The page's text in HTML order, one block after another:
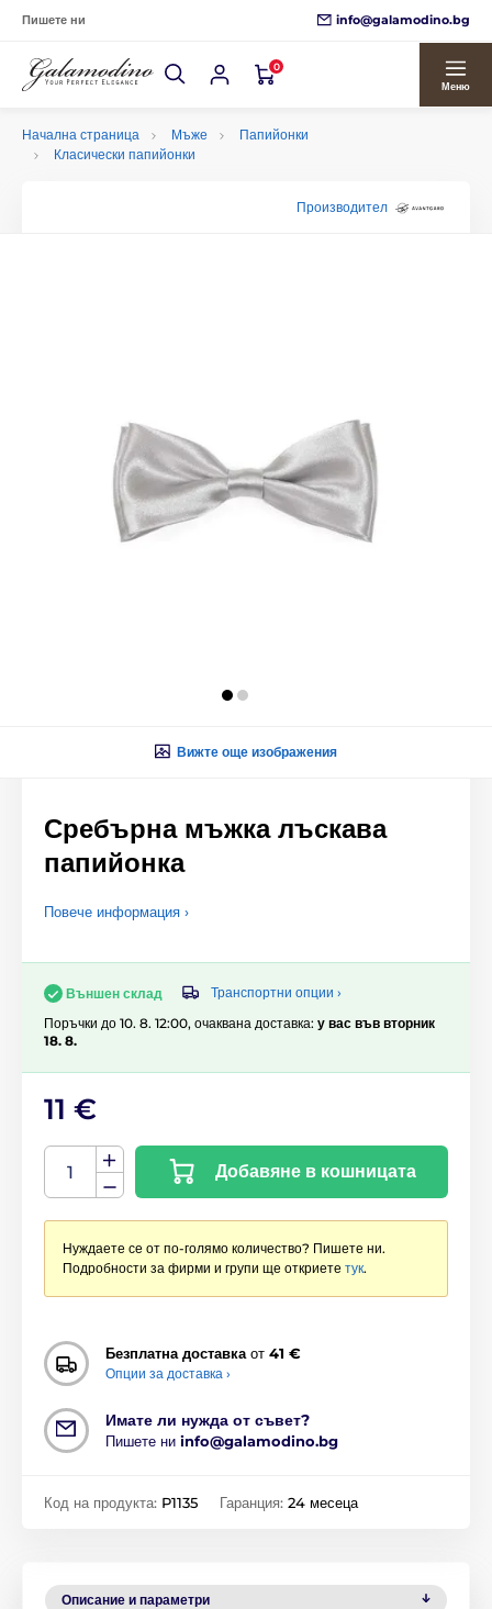
Пишете ни info@galamodino.bg
0
Меню
Начална страница Мъже
Папийонки
Класически папийонки
Производител
Вижте още изображения
Сребърна мъжка лъскава
папийонка
Повече информация ›
Външен склад
Транспортни опции ›
Поръчки до 10. 8. 12:00, очаквана доставка: у вас във вторник
18. 8.
11 €
Добавяне в кошницата
Нуждаете се от по-голямо количество? Пишете ни.
Подробности за фирми и групи ще откриете тук.
Безплатна доставкаот 41 €
Опции за доставка ›
Имате ли нужда от съвет?
Пишете ни info@galamodino.bg
Код на продукта: P1135 Гаранция: 24 месеца
Описание и параметри